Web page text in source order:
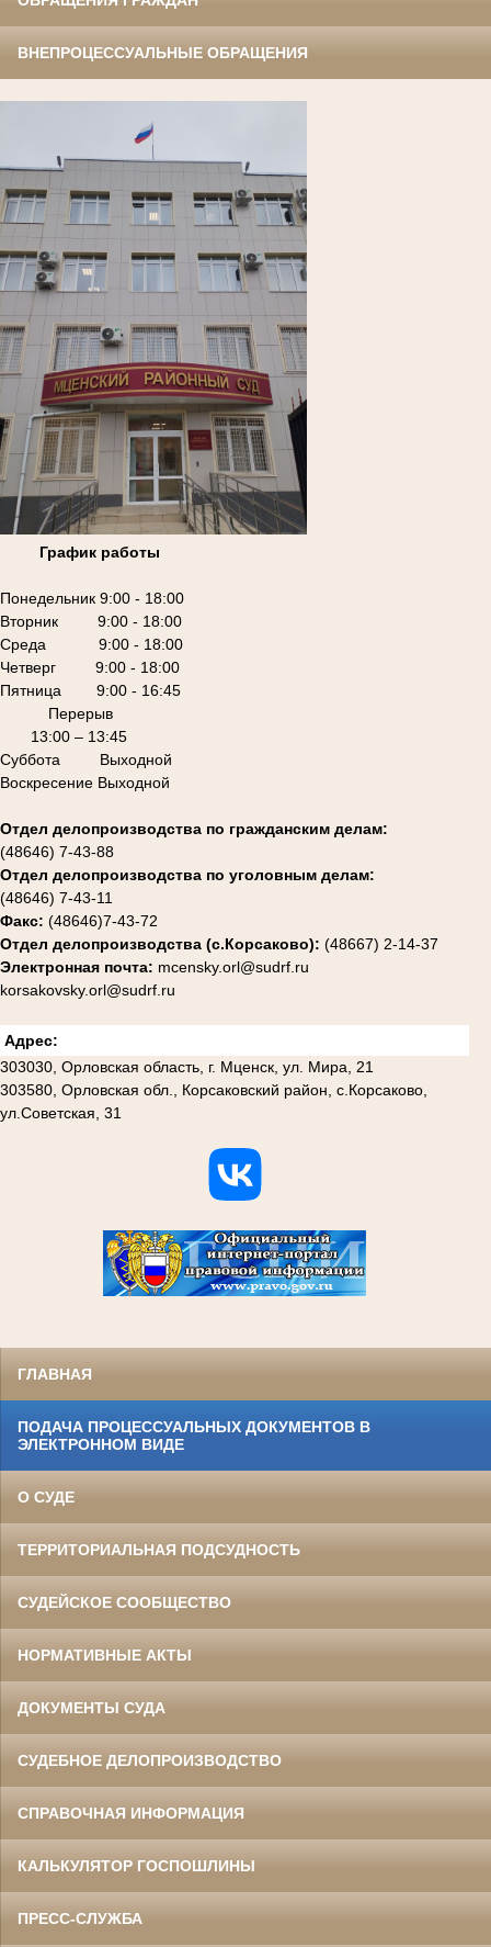
ВНЕПРОЦЕССУАЛЬНЫЕ ОБРАЩЕНИЯ
График работы
Понедельник 9:00 - 18:00
Вторник 9:00 - 18:00
Среда 9:00 - 18:00
Четверг 9:00 - 18:00
Пятница 9:00 - 16:45
Перерыв
13:00 – 13:45
Суббота Выходной
Воскресение Выходной
Отдел делопроизводства по гражданским делам:
(48646) 7-43-88
Отдел делопроизводства по уголовным делам:
(48646) 7-43-11
Факс: (48646)7-43-72
Отдел делопроизводства (с.Корсаково): (48667) 2-14-37
Электронная почта: mcensky.orl@sudrf.ru
korsakovsky.orl@sudrf.ru
Адрес:
303030, Орловская область, г. Мценск, ул. Мира, 21
303580, Орловская обл., Корсаковский район, с.Корсаково,
ул.Советская, 31
ГЛАВНАЯ
ПОДАЧА ПРОЦЕССУАЛЬНЫХ ДОКУМЕНТОВ В
ЭЛЕКТРОННОМ ВИДЕ
О СУДЕ
ТЕРРИТОРИАЛЬНАЯ ПОДСУДНОСТЬ
СУДЕЙСКОЕ СООБЩЕСТВО
НОРМАТИВНЫЕ АКТЫ
ДОКУМЕНТЫ СУДА
СУДЕБНОЕ ДЕЛОПРОИЗВОДСТВО
СПРАВОЧНАЯ ИНФОРМАЦИЯ
КАЛЬКУЛЯТОР ГОСПОШЛИНЫ
ПРЕСС-СЛУЖБА